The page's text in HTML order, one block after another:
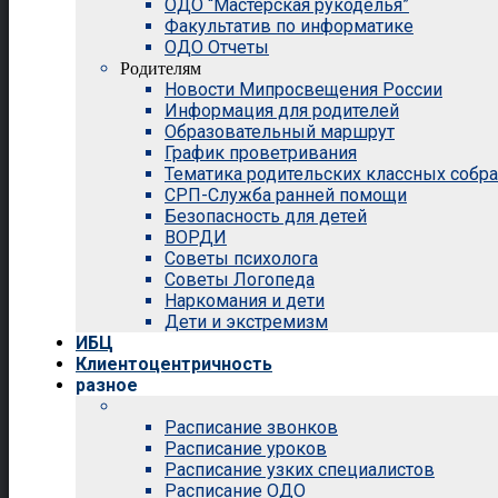
ОДО “Мастерская рукоделья”
Факультатив по информатике
ОДО Отчеты
Родителям
Новости Мипросвещения России
Информация для родителей
Образовательный маршрут
График проветривания
Тематика родительских классных
СРП-Служба ранней помощи
Безопасность для детей
ВОРДИ
Советы психолога
Советы Логопеда
Наркомания и дети
Дети и экстремизм
ИБЦ
Клиентоцентричность
разное
Расписание звонков
Расписание уроков
Расписание узких специалистов
Расписание ОДО